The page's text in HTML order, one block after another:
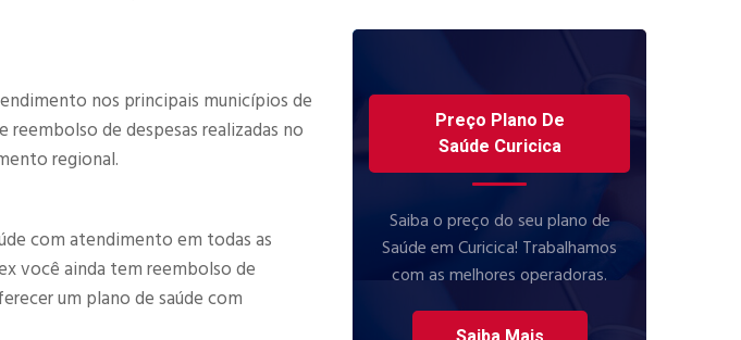
nos principais municípios de
reembolso de despesas realizadas no
regional.​
com atendimento em todas as
você ainda tem reembolso de
um plano de saúde com
Preço Plano De
Saúde Curicica
Saiba o preço do seu plano de
Saúde em Curicica! Trabalhamos
com as melhores operadoras.